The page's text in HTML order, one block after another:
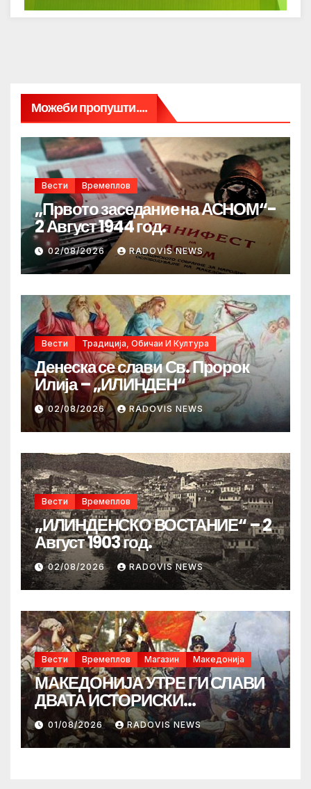
Можеби пропушти....
Вести Времеплов
„Првото заседание на АСНОМ“-
2 Август 1944 год.
02/08/2026 RADOVIS NEWS
Вести Традиција, Обичаи И Култура
Денеска се слави Св. Пророк
Илија – „ИЛИНДЕН“
02/08/2026 RADOVIS NEWS
Вести Времеплов
„ИЛИНДЕНСКО ВОСТАНИЕ“ – 2
Август 1903 год.
02/08/2026 RADOVIS NEWS
Вести Времеплов Магазин Македонија
МАКЕДОНИЈА УТРЕ ГИ СЛАВИ
ДВАТА ИСТОРИСКИ
ИЛИНДЕНА!
01/08/2026 RADOVIS NEWS